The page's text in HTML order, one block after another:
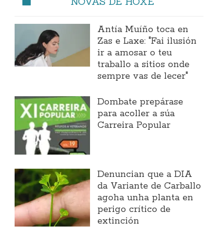
Antía Muíño toca en
Zas e Laxe: "Fai ilusión
ir a amosar o teu
traballo a sitios onde
sempre vas de lecer"
Dombate prepárase
para acoller a súa
Carreira Popular
Denuncian que a DIA
da Variante de Carballo
agoha unha planta en
perigo crítico de
extinción